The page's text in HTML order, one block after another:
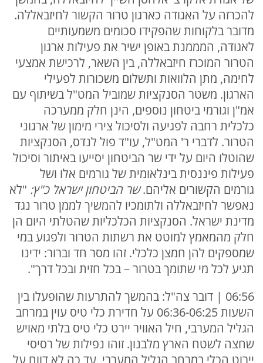
להכרזה על האגודה כארגון טרור הקשור לחיזבאללה.
מדובר בלקוחות שהפקידו סכומים משמעותיים
לאגודה, המממנת באופן ישיר את פעילות ארגון
הטרור המוכרז חיזבאללה, בין השאר, לרכישת אמצעי
לחימה, מתן הלוואות ותשלום משכורות לפעילי
הארגון. משטר הסנקציות שמוביל המט"ל בשיתוף עם
אמ"ן וגורמי ביטחון נוספים, הינן חלק ממערכה
כלכלית רחבה לפגיעה ולסיכול צירי מימון של ארגוני
הטרור. לדברי ר' המט"ל, עו"ד פול לנדס, הסנקציות
שהוטלו היום על ידי שר הביטחון יסייעו באיתור וסיכול
פעילות פיננסית בינלאומית של גורמים אלו ושל
גורמים הקשורים אליהם.שר הביטחון ישראל כ"ץ: "לא
נאפשר לחיזבאללה ולתומכיו להמשיך לממן טרור נגד
מדינת ישראל. הסנקציות הכלכליות שהטלתי היום הן
חלק מהמאמץ למוטט את רשתות הטרור ולפגוע במי
שמספקים להן חמצן כלכלי. זהו מסר חד וברור: ידינו
תגיע לכל מי שתומך בטרור – בכל חזית ובכל דרך".
06:56 | דובר צה"ל: בהמשך להתרעות שהופעלו בין
השעות 06:36-06:25 על חדירת כלי טיס עוין במרחב
הגליל המערבי, חיל האוויר יירט כלי טיס בלתי מאויש
שחצה לשטח הארץ מלבנון. זוהו נפילות של רסיסי